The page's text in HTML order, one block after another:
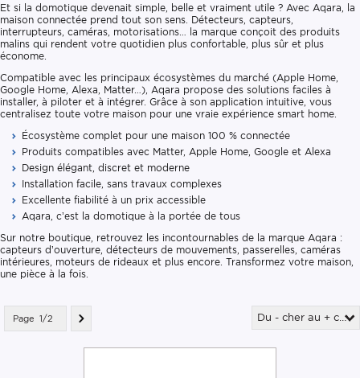
Et si la domotique devenait simple, belle et vraiment utile ? Avec Aqara, la
maison connectée prend tout son sens. Détecteurs, capteurs,
interrupteurs, caméras, motorisations… la marque conçoit des produits
malins qui rendent votre quotidien plus confortable, plus sûr et plus
économe.
Compatible avec les principaux écosystèmes du marché (Apple Home,
Google Home, Alexa, Matter…), Aqara propose des solutions faciles à
installer, à piloter et à intégrer. Grâce à son application intuitive, vous
centralisez toute votre maison pour une vraie expérience smart home.
Écosystème complet pour une maison 100 % connectée
Produits compatibles avec Matter, Apple Home, Google et Alexa
Design élégant, discret et moderne
Installation facile, sans travaux complexes
Excellente fiabilité à un prix accessible
Aqara, c’est la domotique à la portée de tous
Sur notre boutique, retrouvez les incontournables de la marque Aqara :
capteurs d’ouverture, détecteurs de mouvements, passerelles, caméras
intérieures, moteurs de rideaux et plus encore. Transformez votre maison,
une pièce à la fois.
Page 1/2 Du - cher au + cher